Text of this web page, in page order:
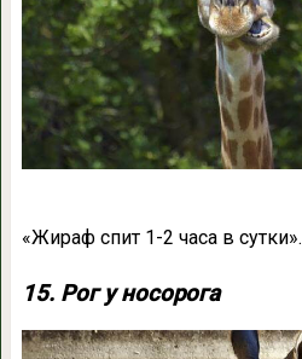
«Жираф спит 1-2 часа в сутки».
15. Рог у носорога